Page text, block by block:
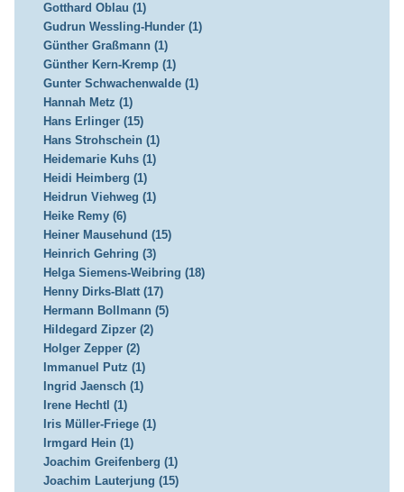
Gotthard Oblau (1)
Gudrun Wessling-Hunder (1)
Günther Graßmann (1)
Günther Kern-Kremp (1)
Gunter Schwachenwalde (1)
Hannah Metz (1)
Hans Erlinger (15)
Hans Strohschein (1)
Heidemarie Kuhs (1)
Heidi Heimberg (1)
Heidrun Viehweg (1)
Heike Remy (6)
Heiner Mausehund (15)
Heinrich Gehring (3)
Helga Siemens-Weibring (18)
Henny Dirks-Blatt (17)
Hermann Bollmann (5)
Hildegard Zipzer (2)
Holger Zepper (2)
Immanuel Putz (1)
Ingrid Jaensch (1)
Irene Hechtl (1)
Iris Müller-Friege (1)
Irmgard Hein (1)
Joachim Greifenberg (1)
Joachim Lauterjung (15)